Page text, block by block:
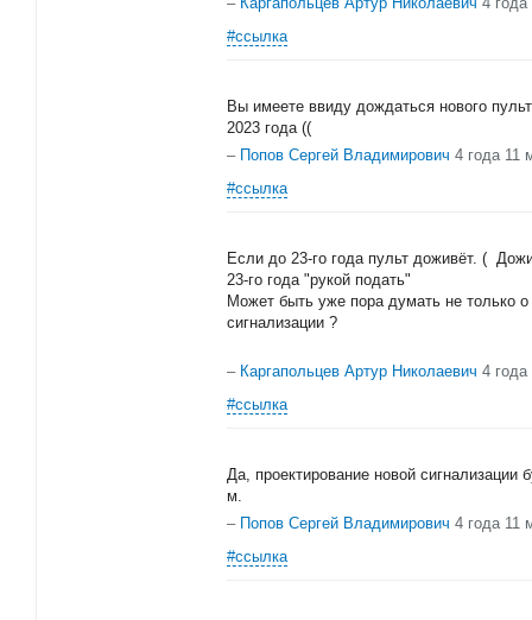
#ссылка
Вы имеете ввиду дождаться нового
2023 года ((
– Попов Сергей Владимирович 4 года 11
#ссылка
Если до 23-го года пульт доживёт. (
23-го года "рукой подать"
Может быть уже пора думать не только
сигнализации ?
– Каргапольцев Артур Николаевич 4 года
#ссылка
Да, проектирование новой сигнализации
м.
– Попов Сергей Владимирович 4 года 11
#ссылка